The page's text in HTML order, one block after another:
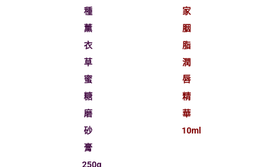
種
薰
衣
草
蜜
糖
磨
砂
膏
250g
家
胭
脂
潤
唇
精
華
10ml